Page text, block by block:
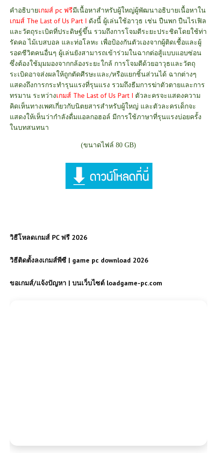
คำอธิบายเกมส์ pc ฟรีมีเนื้อหาสำหรับผู้ใหญ่ผู้พัฒนาอธิบายเนื้อหาใน
เกมส์ The Last of Us Part I ดังนี้ ผู้เล่นใช้อาวุธ เช่น ปืนพก ปืนไรเฟิล
และวัตถุระเบิดที่ประดิษฐ์ขึ้น รวมถึงการโจมตีระยะประชิดโดยใช้ท่า
รัดคอ ไม้เบสบอล และท่อโลหะ เพื่อป้องกันตัวเองจากผู้ติดเชื้อและผู้
รอดชีวิตคนอื่นๆ ผู้เล่นยังสามารถเข้าร่วมในฉากต่อสู้แบบแอบซ่อน
ซึ่งต้องใช้มุมมองจากกล้องระยะใกล้ การโจมตีด้วยอาวุธและวัตถุ
ระเบิดอาจส่งผลให้ถูกตัดศีรษะและ/หรือแยกชิ้นส่วนได้ ฉากต่างๆ
แสดงถึงการกระทำรุนแรงที่รุนแรง รวมถึงธีมการฆ่าตัวตายและการ
ทรมาน ระหว่างเกมส์ The Last of Us Part I ตัวละครจะแสดงความ
คิดเห็นทางเพศเกี่ยวกับนิตยสารสำหรับผู้ใหญ่ และตัวละครเด็กจะ
แสดงให้เห็นว่ากำลังดื่มแอลกอฮอล์ มีการใช้ภาษาที่รุนแรงบ่อยครั้ง
ในบทสนทนา
(ขนาดไฟล์ 80 GB)
วิธีโหลดเกมส์ PC ฟรี 2026
วิธีติดตั้งลงเกมส์พีซี | game pc download 2026
ขอเกมส์/แจ้งปัญหา | บนเว็บไซต์ loadgame-pc.com